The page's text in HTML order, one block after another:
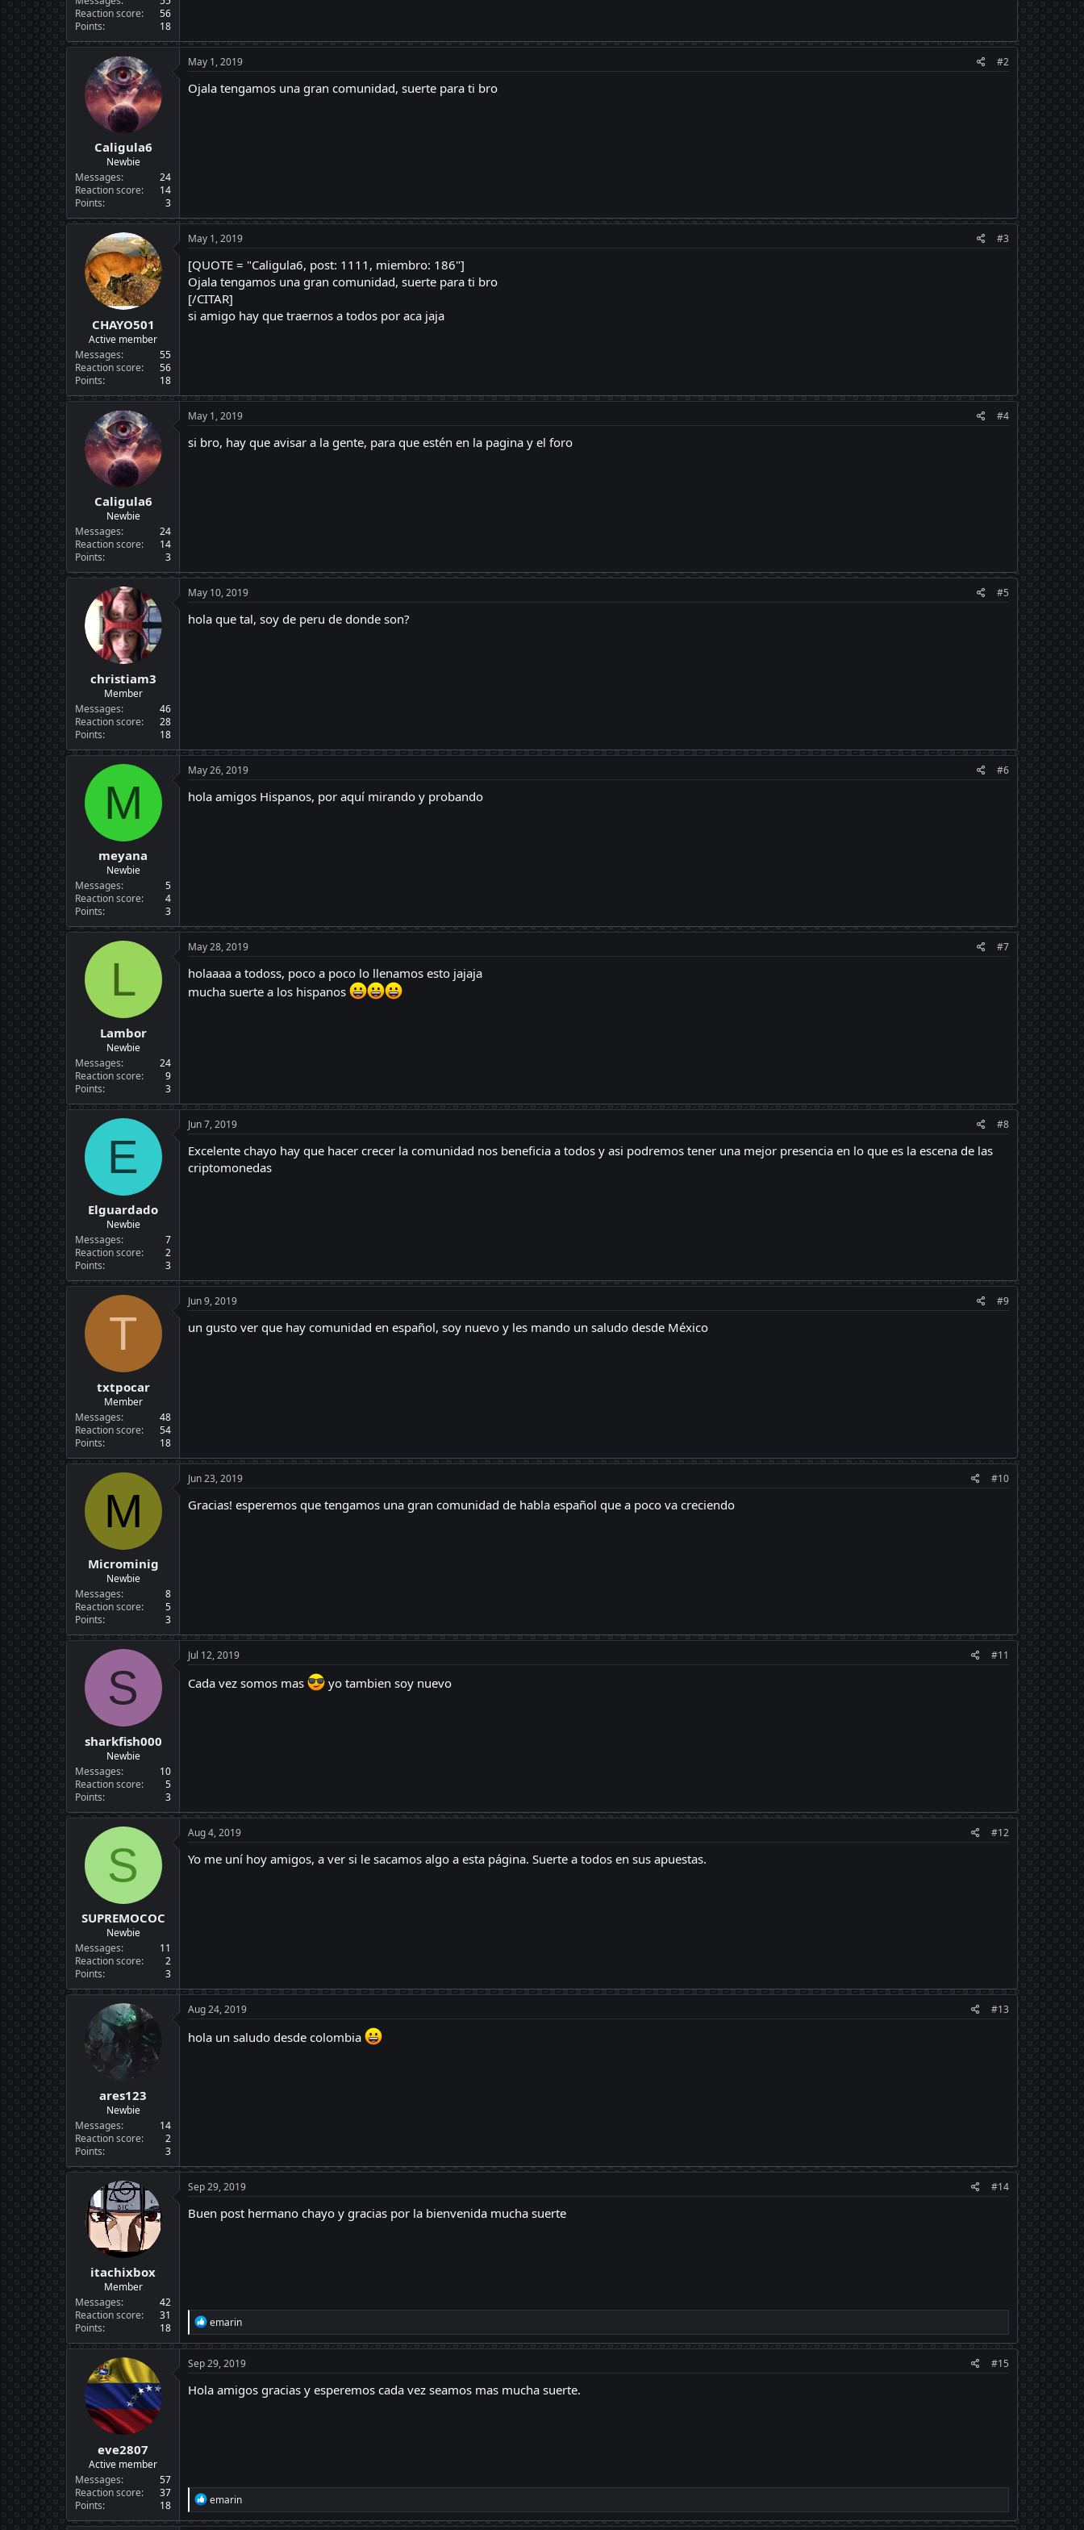
Reaction score
56
Points
18
Caligula6
Newbie
Messages
24
Reaction score
14
Points
3
May 1, 2019 #2
Ojala tengamos una gran comunidad, suerte para ti bro
CHAYO501
Active member
Messages
55
Reaction score
56
Points
18
May 1, 2019 #3
[QUOTE = "Caligula6, post: 1111, miembro: 186"]
Ojala tengamos una gran comunidad, suerte para ti bro
[/CITAR]
si amigo hay que traernos a todos por aca jaja
Caligula6
Newbie
Messages
24
Reaction score
14
Points
3
May 1, 2019 #4
si bro, hay que avisar a la gente, para que estén en la pagina y el foro
christiam3
Member
Messages
46
Reaction score
28
Points
18
May 10, 2019 #5
hola que tal, soy de peru de donde son?
M
meyana
Newbie
Messages
5
Reaction score
4
Points
3
May 26, 2019 #6
hola amigos Hispanos, por aquí mirando y probando
L
Lambor
Newbie
Messages
24
Reaction score
9
Points
3
May 28, 2019 #7
holaaaa a todoss, poco a poco lo llenamos esto jajaja
mucha suerte a los hispanos
E
Elguardado
Newbie
Messages
7
Reaction score
2
Points
3
Jun 7, 2019 #8
Excelente chayo hay que hacer crecer la comunidad nos beneficia a todos y asi podremos tener una mejor presencia en lo que es la escena de las
criptomonedas
T
txtpocar
Member
Messages
48
Reaction score
54
Points
18
Jun 9, 2019 #9
un gusto ver que hay comunidad en español, soy nuevo y les mando un saludo desde México
M
Microminig
Newbie
Messages
8
Reaction score
5
Points
3
Jun 23, 2019 #10
Gracias! esperemos que tengamos una gran comunidad de habla español que a poco va creciendo
S
sharkfish000
Newbie
Messages
10
Reaction score
5
Points
3
Jul 12, 2019 #11
Cada vez somos mas yo tambien soy nuevo
S
SUPREMOCOC
Newbie
Messages
11
Reaction score
2
Points
3
Aug 4, 2019 #12
Yo me uní hoy amigos, a ver si le sacamos algo a esta página. Suerte a todos en sus apuestas.
ares123
Newbie
Messages
14
Reaction score
2
Points
3
Aug 24, 2019 #13
hola un saludo desde colombia
itachixbox
Member
Messages
42
Reaction score
31
Points
18
Sep 29, 2019 #14
Buen post hermano chayo y gracias por la bienvenida mucha suerte
R
e
a
c
t
i
o
emarin
eve2807
Active member
Messages
57
Reaction score
37
Points
18
Sep 29, 2019 #15
Hola amigos gracias y esperemos cada vez seamos mas mucha suerte.
R
e
a
emarin